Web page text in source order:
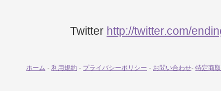
Twitter http://twitter.com/
ホーム - 利用規約 - プライバシーポリシー - お問い合わせ- 特定商